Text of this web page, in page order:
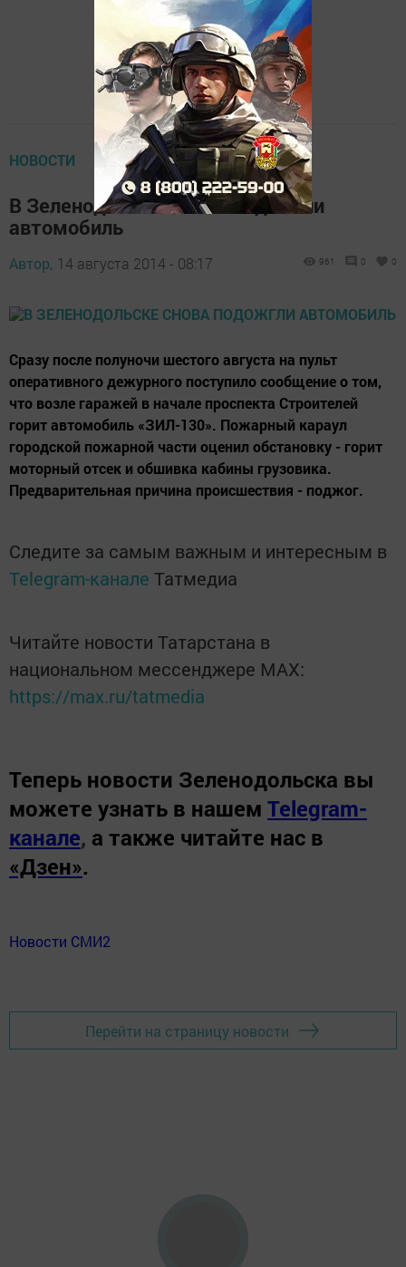
НОВОСТИ
В Зеленодольске снова подожгли
автомобиль
Автор, 14 августа 2014 - 08:17 961 0 0
Сразу после полуночи шестого августа на пульт
оперативного дежурного поступило сообщение о том,
что возле гаражей в начале проспекта Строителей
горит автомобиль «ЗИЛ-130». Пожарный караул
городской пожарной части оценил обстановку - горит
моторный отсек и обшивка кабины грузовика.
Предварительная причина происшествия - поджог.
Следите за самым важным и интересным в
Telegram-канале Татмедиа
Читайте новости Татарстана в
национальном мессенджере MАХ:
https://max.ru/tatmedia
Теперь новости Зеленодольска вы
можете узнать в нашем Telegram-
канале, а также читайте нас в
«Дзен».
Новости СМИ2
Перейти на страницу новости